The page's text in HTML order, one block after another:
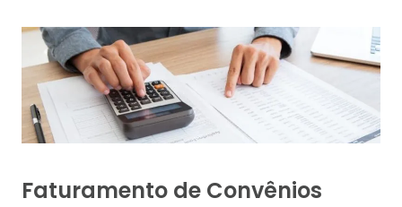
Faturamento de Convênios